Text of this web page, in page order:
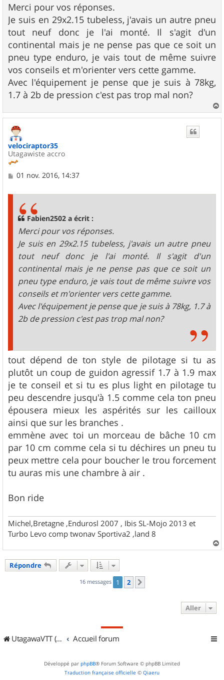
s
s
a
g
e
Merci pour vos réponses.
Je suis en 29x2.15 tubeless, j'avais un autre pneu
tout neuf donc je l'ai monté. Il s'agit d'un
continental mais je ne pense pas que ce soit un
pneu type enduro, je vais tout de même suivre
vos conseils et m'orienter vers cette gamme.
Avec l'équipement je pense que je suis à 78kg,
1.7 à 2b de pression c'est pas trop mal non?
a
velociraptor35
Utagawiste accro
M
01 nov. 2016, 14:37
Fabien2502 a écrit :
Merci pour vos réponses.
Je suis en 29x2.15 tubeless, j'avais un autre pneu
tout neuf donc je l'ai monté. Il s'agit d'un
continental mais je ne pense pas que ce soit un
pneu type enduro, je vais tout de même suivre vos
conseils et m'orienter vers cette gamme.
Avec l'équipement je pense que je suis à 78kg, 1.7 à
2b de pression c'est pas trop mal non?
tout dépend de ton style de pilotage si tu as
plutôt un coup de guidon agressif 1.7 à 1.9 max
je te conseil et si tu es plus light en pilotage tu
peu descendre jusqu'à 1.5 comme cela ton pneu
épousera mieux les aspérités sur les cailloux
ainsi que sur les branches .
emmène avec toi un morceau de bâche 10 cm
par 10 cm comme cela si tu déchires un pneu tu
peux mettre cela pour boucher le trou forcement
tu auras mis une chambre à air .
Bon ride
Michel,Bretagne ,Endurosl 2007 , Ibis SL-Mojo 2013 et
Turbo Levo comp twonav Sportiva2 ,land 8
a
Répondre
16 messages 1 2
Aller
UtagawaVTT (Randos VTT et VTTAE avec traces GPS) Accueil forum
Développé par phpBB® Forum Software © phpBB Limited
Traduction française officielle © Qiaeru